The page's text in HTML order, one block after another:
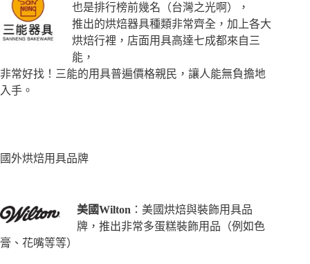
也是排行榜前幾名（台灣之光啊），
推出的烘焙器具種類非常齊全，加上各大
烘焙行裡，店面用具高達七成都來自三
能，
非常好找！三能的用具普遍價格親民，讓人能無負擔地
入手。
國外烘焙用具品牌
美國Wilton ：美國烘焙與裝飾用具品
牌，推出非常多蛋糕裝飾用品（例如色
膏、花嘴等等）